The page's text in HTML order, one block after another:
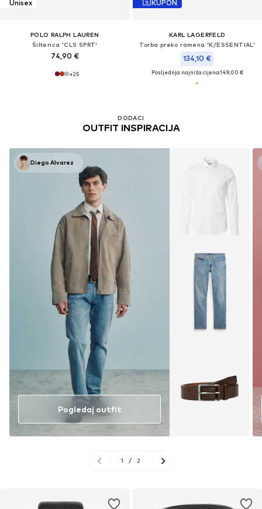
Unisex
POLO RALPH LAUREN
Šilterica 'CLS SPRT'
74,90 €
+25
KUPON
KARL LAGERFELD
Torba preko ramena 'K/ESSENTIAL'
134,10 €
Posljednja najniža cijena:149,00 €
DODACI
OUTFIT INSPIRACIJA
Diego Alvarez
Pogledaj outfit
1 / 2